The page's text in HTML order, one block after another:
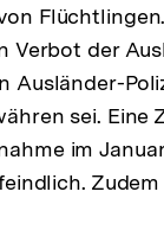
Verbot der
Ausländer-
sei.
im